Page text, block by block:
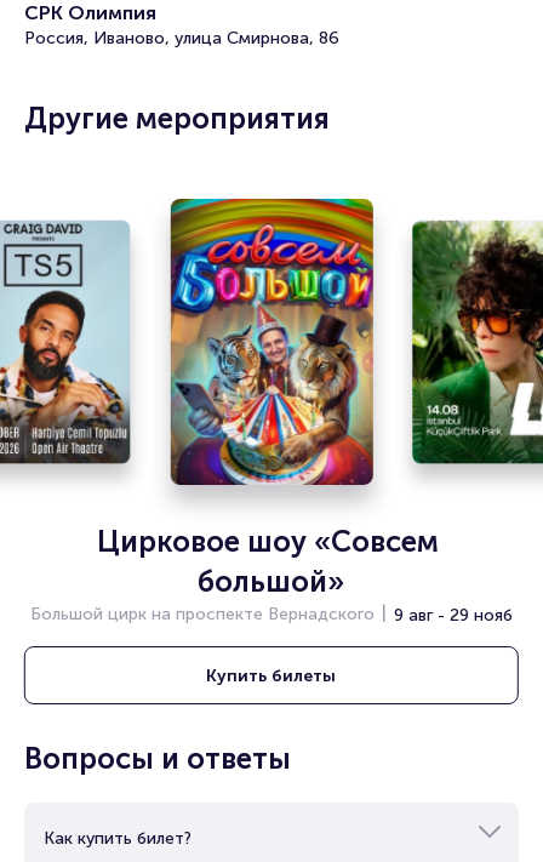
СРК Олимпия
Россия, Иваново, улица Смирнова, 86
Другие мероприятия
Цирковое шоу «Совсем
большой»
Большой цирк на проспекте Вернадского 9 авг - 29 нояб
Купить билеты
Вопросы и ответы
Как купить билет?